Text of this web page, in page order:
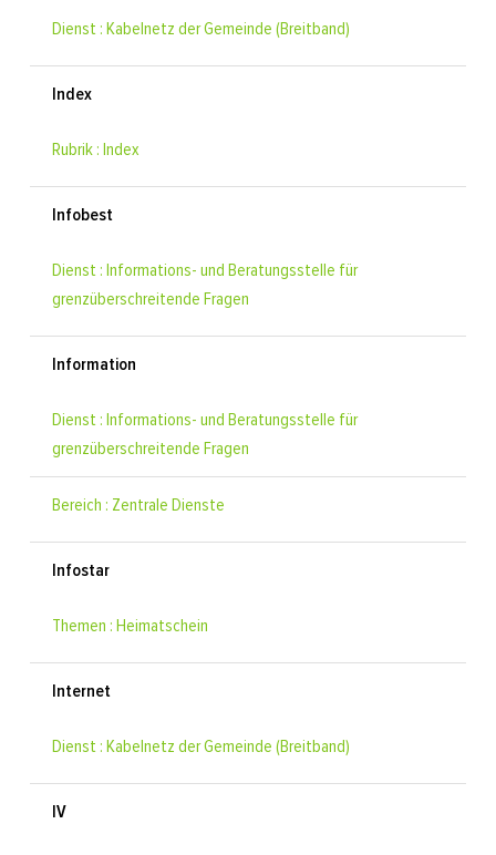
Dienst : Kabelnetz der Gemeinde (Breitband)
Index
Rubrik : Index
Infobest
Dienst : Informations- und Beratungsstelle für
grenzüberschreitende Fragen
Information
Dienst : Informations- und Beratungsstelle für
grenzüberschreitende Fragen
Bereich : Zentrale Dienste
Infostar
Themen : Heimatschein
Internet
Dienst : Kabelnetz der Gemeinde (Breitband)
IV